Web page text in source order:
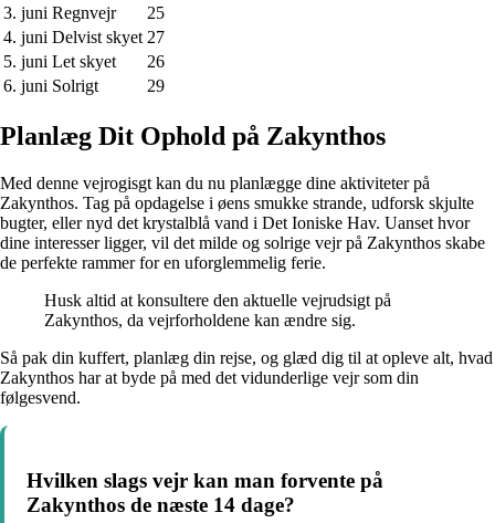
3. juni Regnvejr
25
4. juni Delvist skyet 27
5. juni Let skyet
26
6. juni Solrigt 29
Planlæg Dit Ophold på Zakynthos
Med denne vejrogisgt kan du nu planlægge dine aktiviteter på
Zakynthos. Tag på opdagelse i øens smukke strande, udforsk skjulte
bugter, eller nyd det krystalblå vand i Det Ioniske Hav. Uanset hvor
dine interesser ligger, vil det milde og solrige vejr på Zakynthos skabe
de perfekte rammer for en uforglemmelig ferie.
Husk altid at konsultere den aktuelle vejrudsigt på
Zakynthos, da vejrforholdene kan ændre sig.
Så pak din kuffert, planlæg din rejse, og glæd dig til at opleve alt, hvad
Zakynthos har at byde på med det vidunderlige vejr som din
følgesvend.
Hvilken slags vejr kan man forvente på
Zakynthos de næste 14 dage?